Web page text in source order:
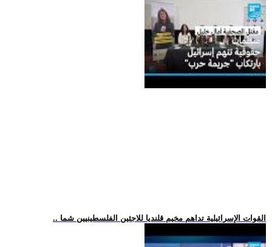
.. القوات الإسرائيلية تداهم مخيم قلنديا للاجئين الفلسطينيين شما